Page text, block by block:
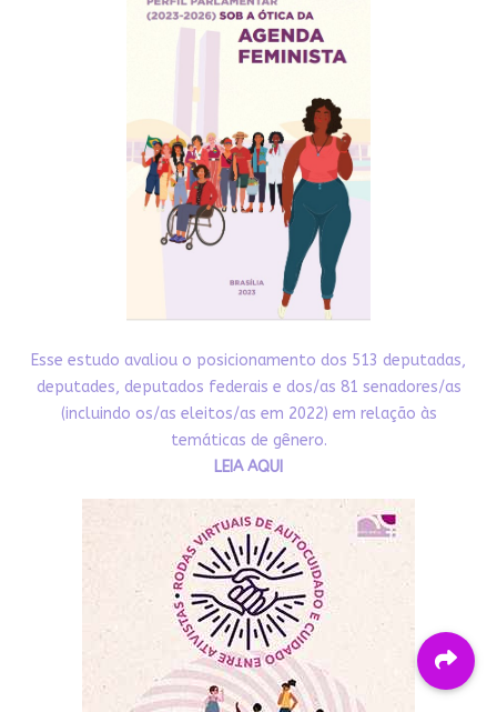
Esse estudo avaliou o posicionamento dos 513 deputadas,
deputades, deputados federais e dos/as 81 senadores/as
(incluindo os/as eleitos/as em 2022) em relação às
temáticas de gênero.
LEIA AQUI